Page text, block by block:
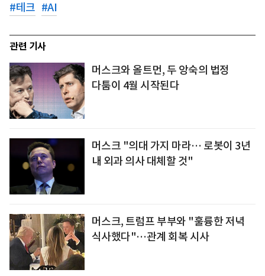
#테크 #AI
관련 기사
머스크와 올트먼, 두 앙숙의 법정
다툼이 4월 시작된다
머스크 "의대 가지 마라… 로봇이 3년
내 외과 의사 대체할 것"
머스크, 트럼프 부부와 "훌륭한 저녁
식사했다"…관계 회복 시사